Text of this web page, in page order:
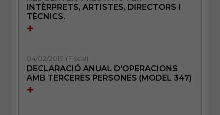
INTÈRPRETS, ARTISTES, DIRECTORS I
TÈCNICS.
+
04/02/2019 (Fiscal)
DECLARACIÓ ANUAL D'OPERACIONS
AMB TERCERES PERSONES (MODEL 347)
+